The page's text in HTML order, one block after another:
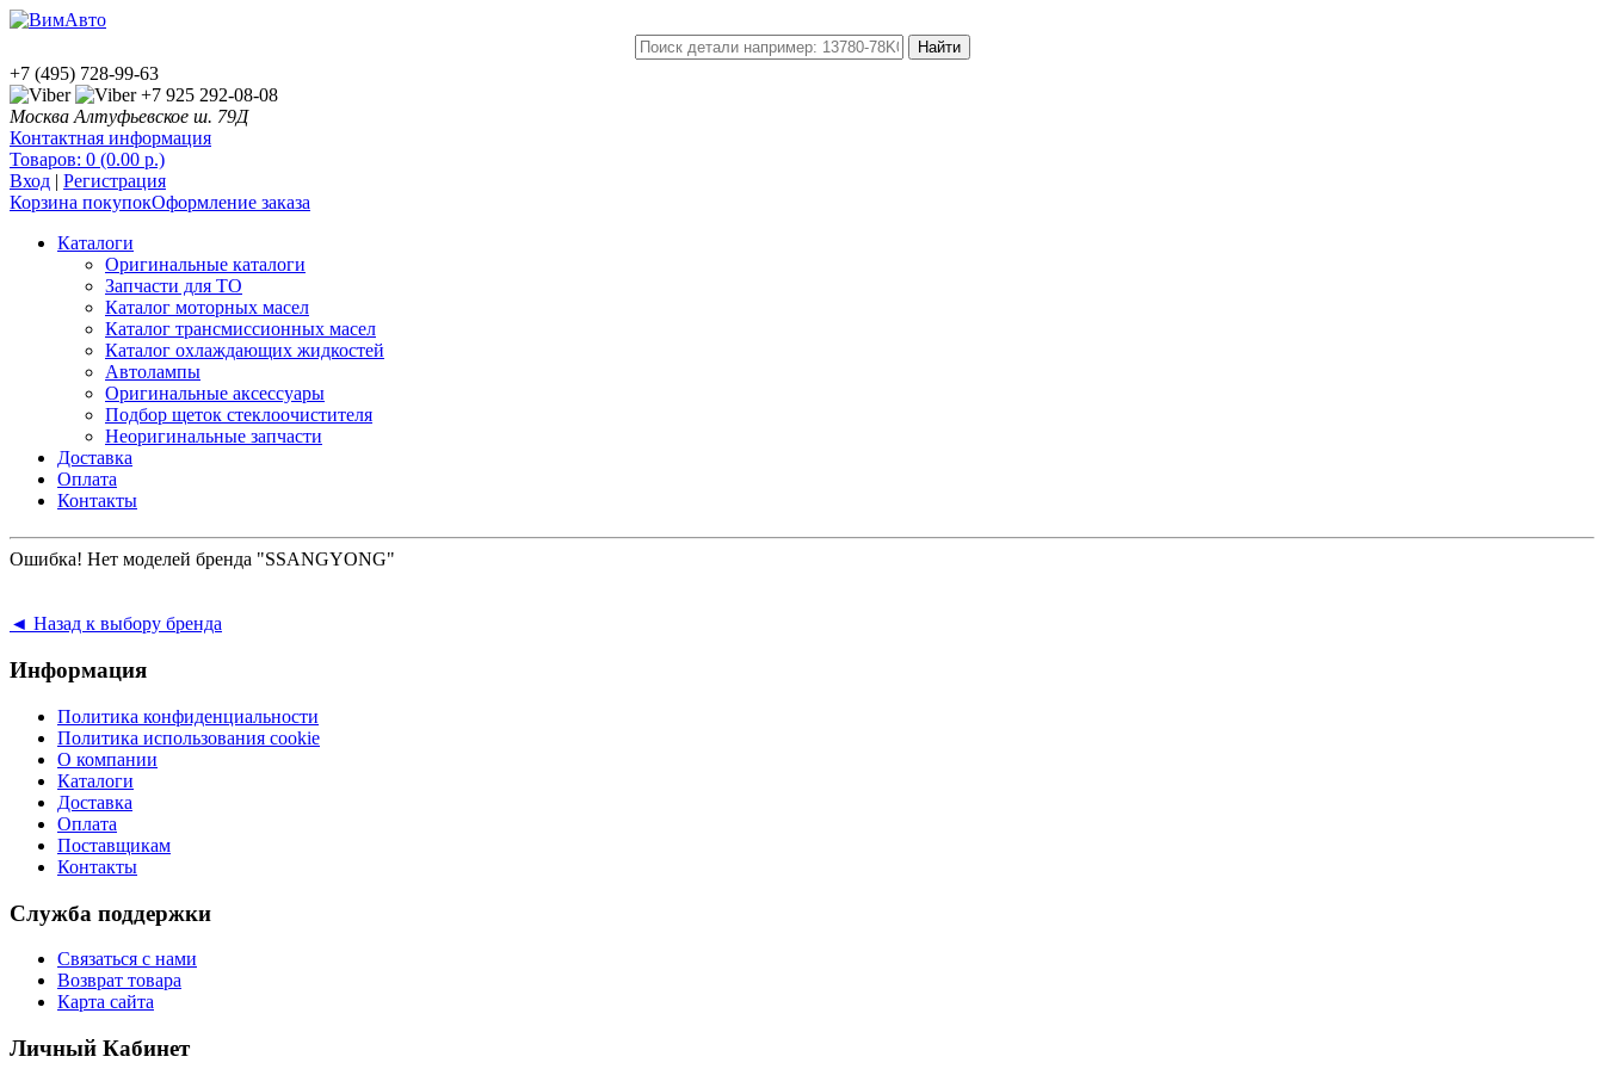
+7 (495) 728-99-63
+7 925 292-08-08
Москва Алтуфьевское ш. 79Д
Контактная информация
Товаров: 0 (0.00 р.)
Вход | Регистрация
Корзина покупокОформление заказа
Каталоги
Оригинальные каталоги
Запчасти для ТО
Каталог моторных масел
Каталог трансмиссионных масел
Каталог охлаждающих жидкостей
Автолампы
Оригинальные аксессуары
Подбор щеток стеклоочистителя
Неоригинальные запчасти
Доставка
Оплата
Контакты
Ошибка! Нет моделей бренда "SSANGYONG"
◄ Назад к выбору бренда
Информация
Политика конфиденциальности
Политика использования cookie
О компании
Каталоги
Доставка
Оплата
Поставщикам
Контакты
Служба поддержки
Связаться с нами
Возврат товара
Карта сайта
Личный Кабинет